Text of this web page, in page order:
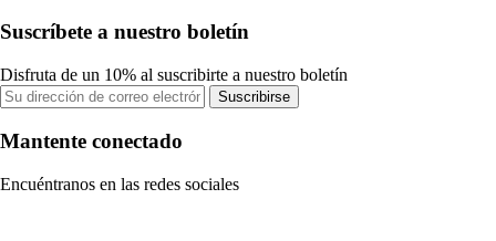
Suscríbete a nuestro boletín
Disfruta de un 10% al suscribirte a nuestro boletín
Suscribirse
Mantente conectado
Encuéntranos en las redes sociales